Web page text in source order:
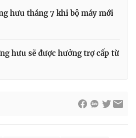
hưu tháng 7 khi bộ máy mới
hưu sẽ được hưởng trợ cấp từ